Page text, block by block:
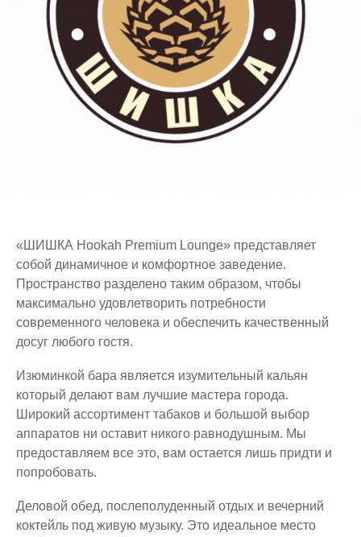
«ШИШКА Hookah Premium Lounge» представляет
собой динамичное и комфортное заведение.
Пространство разделено таким образом, чтобы
максимально удовлетворить потребности
современного человека и обеспечить качественный
досуг любого гостя.
Изюминкой бара является изумительный кальян
который делают вам лучшие мастера города.
Широкий ассортимент табаков и большой выбор
аппаратов ни оставит никого равнодушным. Мы
предоставляем все это, вам остается лишь придти и
попробовать.
Деловой обед, послеполуденный отдых и вечерний
коктейль под живую музыку. Это идеальное место